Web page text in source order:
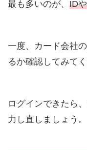
最も多いのが、 ID
一度、カード会社
るか確認してみてく
ログインできたら
力し直しましょう。